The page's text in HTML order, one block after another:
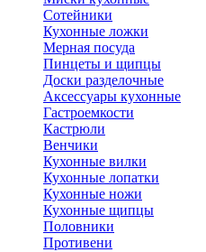
Сотейники
Кухонные ложки
Мерная посуда
Пинцеты и щипцы
Доски разделочные
Аксессуары кухонные
Гастроемкости
Кастрюли
Венчики
Кухонные вилки
Кухонные лопатки
Кухонные ножи
Кухонные щипцы
Половники
Противени